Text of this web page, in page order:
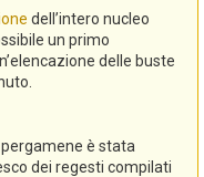
dell’intero nucleo
un primo
delle buste
è stata
dei regesti compilati